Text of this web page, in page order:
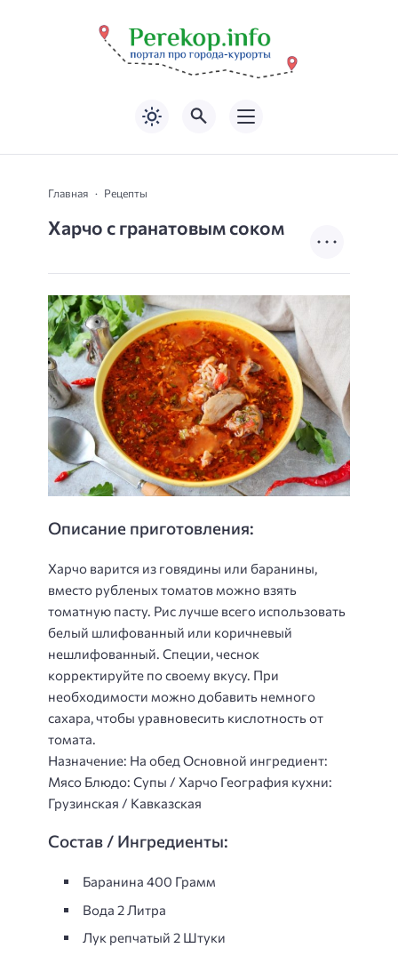
Главная Рецепты
Харчо с гранатовым соком
Описание приготовления:
Харчо варится из говядины или баранины,
вместо рубленых томатов можно взять
томатную пасту. Рис лучше всего использовать
белый шлифованный или коричневый
нешлифованный. Специи, чеснок
корректируйте по своему вкусу. При
необходимости можно добавить немного
сахара, чтобы уравновесить кислотность от
томата.
Назначение: На обед Основной ингредиент:
Мясо Блюдо: Супы / Харчо География кухни:
Грузинская / Кавказская
Состав / Ингредиенты:
Баранина 400 Грамм
Вода 2 Литра
Лук репчатый 2 Штуки